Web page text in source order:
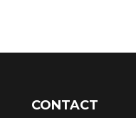
CONTACT